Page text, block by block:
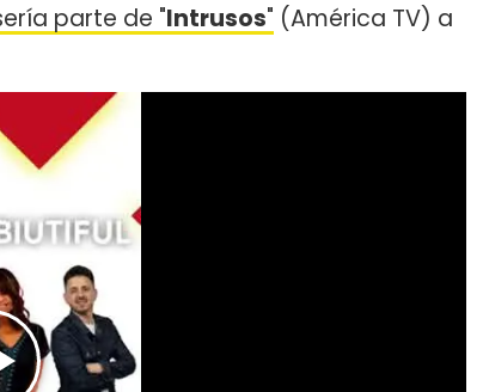
parte de "Intrusos" (América TV) a